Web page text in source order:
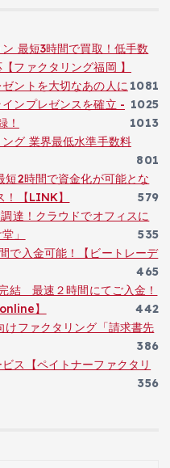
最短3時間で買取！低手数
ファクタリング福岡 】
1081
ントを大切なあの人に
1025
ンプレゼンスを確立 -
！
1013
グ 業界最低水準手数料
801
2時間で資金化が可能とな
！【LINK】
579
達！クラウドでオフィスに
」
535
で入金可能！【ビートレーデ
465
結 最速２時間にてご入金！
】
442
けファクタリング「請求書先
386
ス【ペイトナーファクタリ
356